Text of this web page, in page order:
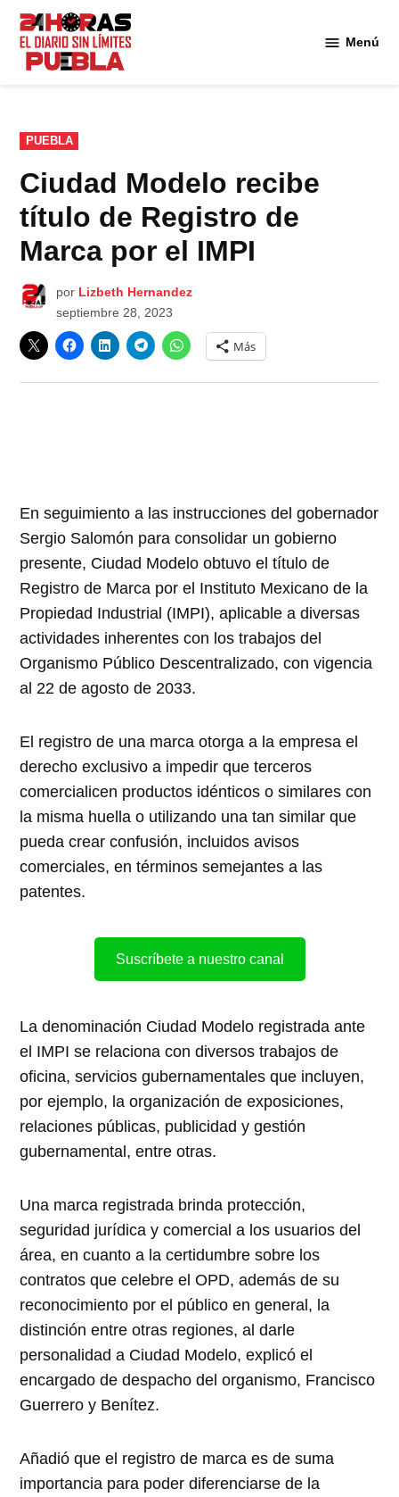
Saltar
contenido
Menú
PUBLICADO
EN
PUEBLA
Ciudad Modelo recibe
título de Registro de
Marca por el IMPI
por Lizbeth Hernandez
septiembre 28, 2023
Más
En seguimiento a las instrucciones del gobernador
Sergio Salomón para consolidar un gobierno
presente, Ciudad Modelo obtuvo el título de
Registro de Marca por el Instituto Mexicano de la
Propiedad Industrial (IMPI), aplicable a diversas
actividades inherentes con los trabajos del
Organismo Público Descentralizado, con vigencia
al 22 de agosto de 2033.
El registro de una marca otorga a la empresa el
derecho exclusivo a impedir que terceros
comercialicen productos idénticos o similares con
la misma huella o utilizando una tan similar que
pueda crear confusión, incluidos avisos
comerciales, en términos semejantes a las
patentes.
Suscríbete a nuestro canal
La denominación Ciudad Modelo registrada ante
el IMPI se relaciona con diversos trabajos de
oficina, servicios gubernamentales que incluyen,
por ejemplo, la organización de exposiciones,
relaciones públicas, publicidad y gestión
gubernamental, entre otras.
Una marca registrada brinda protección,
seguridad jurídica y comercial a los usuarios del
área, en cuanto a la certidumbre sobre los
contratos que celebre el OPD, además de su
reconocimiento por el público en general, la
distinción entre otras regiones, al darle
personalidad a Ciudad Modelo, explicó el
encargado de despacho del organismo, Francisco
Guerrero y Benítez.
Añadió que el registro de marca es de suma
importancia para poder diferenciarse de la